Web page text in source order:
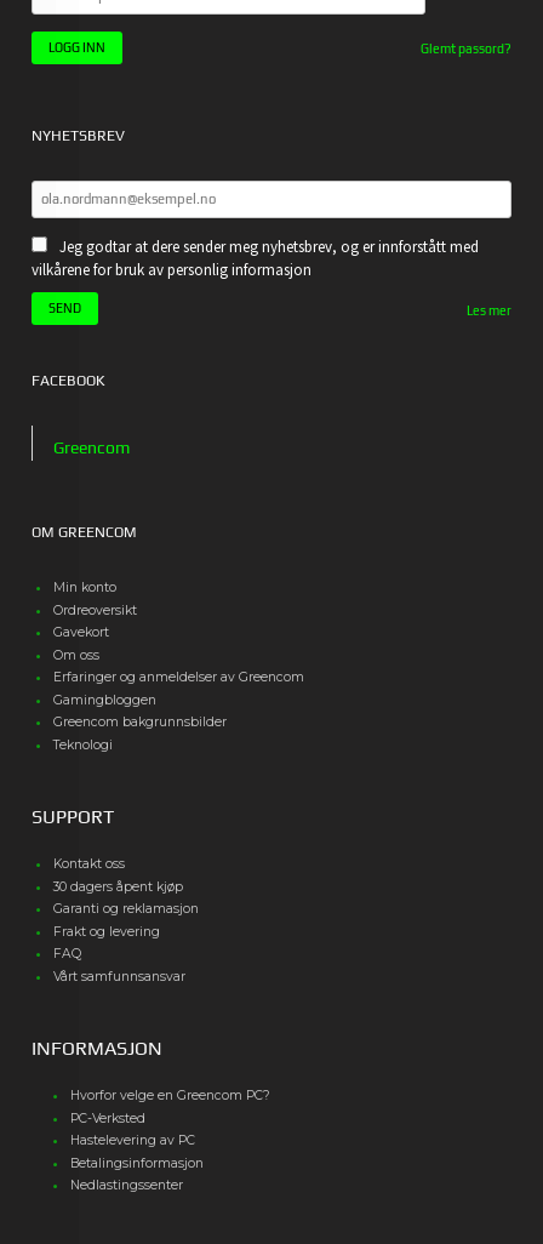
Glemt passord?
NYHETSBREV
Jeg godtar at dere sender meg nyhetsbrev, og er innforstått med
vilkårene for bruk av personlig informasjon
Les mer
FACEBOOK
Greencom
OM GREENCOM
Min konto
Ordreoversikt
Gavekort
Om oss
Erfaringer og anmeldelser av Greencom
Gamingbloggen
Greencom bakgrunnsbilder
Teknologi
SUPPORT
Kontakt oss
30 dagers åpent kjøp
Garanti og reklamasjon
Frakt og levering
FAQ
Vårt samfunnsansvar
INFORMASJON
Hvorfor velge en Greencom PC?
PC-Verksted
Hastelevering av PC
Betalingsinformasjon
Nedlastingssenter